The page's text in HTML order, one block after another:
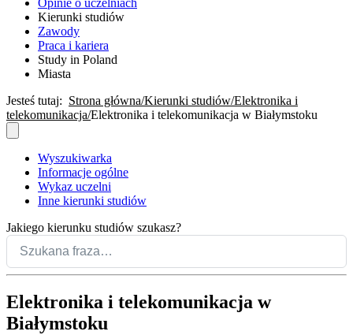
Opinie o uczelniach
Kierunki studiów
Zawody
Praca i kariera
Study in Poland
Miasta
Jesteś tutaj: Strona główna Kierunki studiów Elektronika i
telekomunikacja Elektronika i telekomunikacja w Białymstoku
Wyszukiwarka
Informacje ogólne
Wykaz uczelni
Inne kierunki studiów
Jakiego kierunku studiów szukasz?
Elektronika i telekomunikacja w
Białymstoku